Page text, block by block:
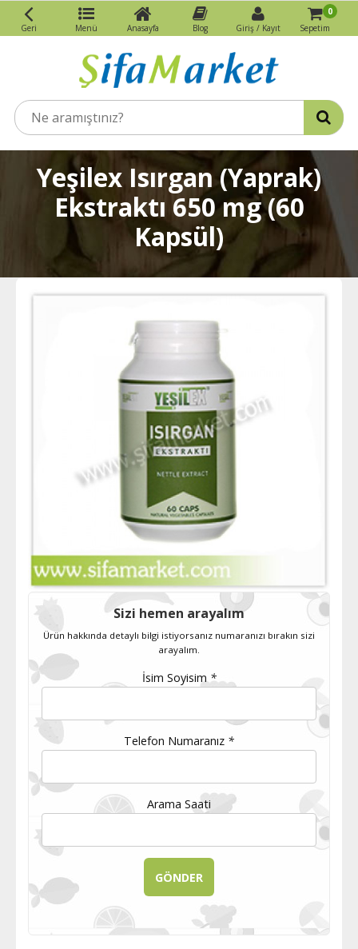
Yeşilex Isırgan (Yaprak)
Ekstraktı 650 mg (60
Kapsül)
Sizi hemen arayalım
Ürün hakkında detaylı bilgi istiyorsanız numaranızı bırakın sizi
arayalım.
İsim Soyisim *
Telefon Numaranız *
Arama Saati
Geri Menü Anasayfa Blog Giriş / Kayıt Sepetim
0